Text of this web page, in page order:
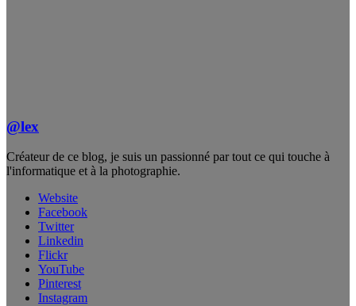
@lex
Créateur de ce blog, je suis un passionné par tout ce qui touche à
l'informatique et à la photographie.
Website
Facebook
Twitter
Linkedin
Flickr
YouTube
Pinterest
Instagram